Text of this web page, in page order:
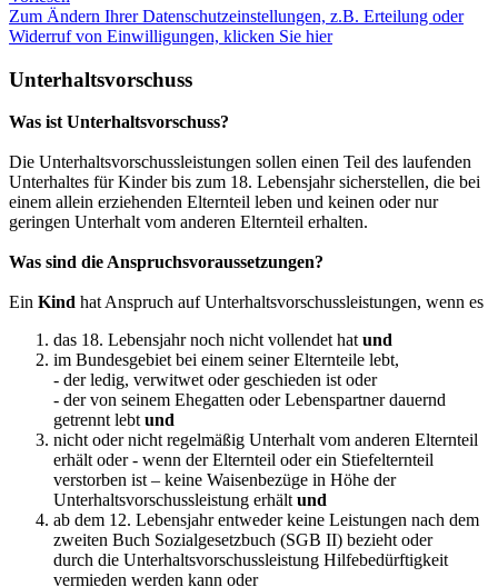
Zum Ändern Ihrer Datenschutzeinstellungen, z.B. Erteilung oder
Widerruf von Einwilligungen, klicken Sie hier
Unterhaltsvorschuss
Was ist Unterhaltsvorschuss?
Die Unterhaltsvorschussleistungen sollen einen Teil des laufenden
Unterhaltes für Kinder bis zum 18. Lebensjahr sicherstellen, die bei
einem allein erziehenden Elternteil leben und keinen oder nur
geringen Unterhalt vom anderen Elternteil erhalten.
Was sind die Anspruchsvoraussetzungen?
Ein Kind hat Anspruch auf Unterhaltsvorschussleistungen, wenn es
das 18. Lebensjahr noch nicht vollendet hatund
im Bundesgebiet bei einem seiner Elternteile lebt,
- der ledig, verwitwet oder geschieden ist oder
- der von seinem Ehegatten oder Lebenspartner dauernd
getrennt lebtund
nicht oder nicht regelmäßig Unterhalt vom anderen Elternteil
erhält oder - wenn der Elternteil oder ein Stiefelternteil
verstorben ist – keine Waisenbezüge in Höhe der
Unterhaltsvorschussleistung erhältund
ab dem 12. Lebensjahr entweder keine Leistungen nach dem
zweiten Buch Sozialgesetzbuch (SGB II) bezieht oder
durch die Unterhaltsvorschussleistung Hilfebedürftigkeit
vermieden werden kann oder